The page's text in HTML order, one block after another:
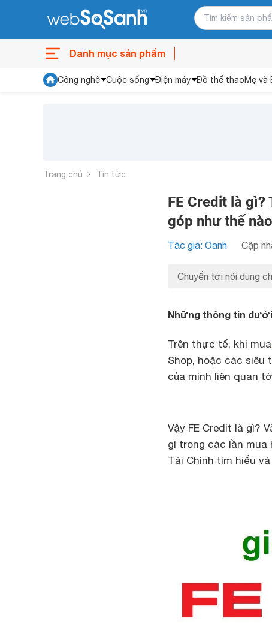
Danh mục sản phẩm
Công nghệ Cuộc sống Điện máy Đồ thể thaoMẹ và
Trang chủ Tin tức
FE Credit là
góp như thế
Tác giả: Oanh Cập
Chuyển tới nội dung
Những thông tin
Trên thực tế, khi mua
Shop, hoặc các siêu
của mình liên quan
Vậy FE Credit là gì?
gì trong các lần
Tài Chính tìm hiểu